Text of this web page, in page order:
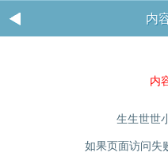
内
内
生生世世
如果页面访问失